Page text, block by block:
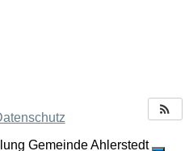
Gemeinde Ahlerstedt